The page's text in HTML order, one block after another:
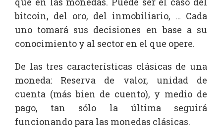
bitcoin, del oro, del inmobiliario, … Cada
uno tomará sus decisiones en base a su
conocimiento y al sector en el que opere.
De las tres características clásicas de una
moneda: Reserva de valor, unidad de
cuenta (más bien de cuento), y medio de
pago, tan sólo la última seguirá
funcionando para las monedas clásicas.